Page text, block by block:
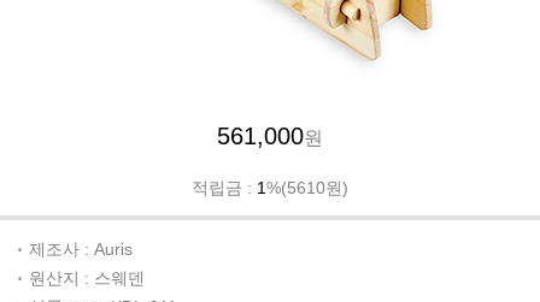
561,000원
적립금 : 1%(5610원)
제조사 : Auris
원산지 : 스웨덴